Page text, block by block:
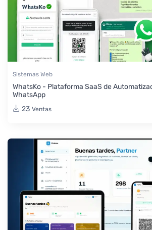
Sistemas Web
WhatsKo - Plataforma SaaS de
WhatsApp
23 Ventas